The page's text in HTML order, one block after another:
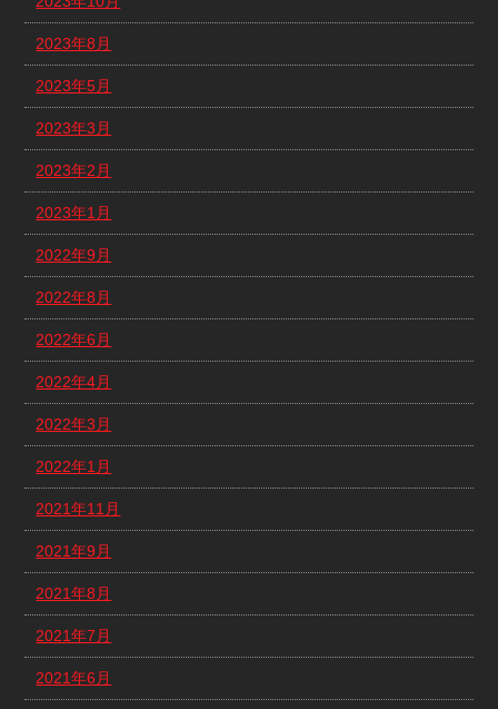
2023年8月
2023年5月
2023年3月
2023年2月
2023年1月
2022年9月
2022年8月
2022年6月
2022年4月
2022年3月
2022年1月
2021年11月
2021年9月
2021年8月
2021年7月
2021年6月